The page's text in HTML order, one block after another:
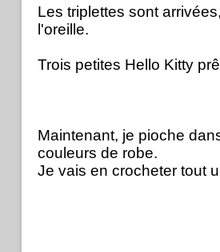
Les triplettes sont
l'oreille.
Trois petites Hello Kitty
Maintenant, je pioche
couleurs de robe.
Je vais en crocheter tout